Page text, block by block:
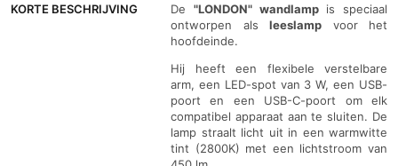
KORTE BESCHRIJVING De "LONDON" wandlampis speciaal
ontworpen als leeslamp voor het
hoofdeinde.
Hij heeft een flexibele verstelbare
arm, een LED-spot van 3 W, een USB-
poort en een USB-C-poort om elk
compatibel apparaat aan te sluiten. De
lamp straalt licht uit in een warmwitte
tint (2800K) met een lichtstroom van